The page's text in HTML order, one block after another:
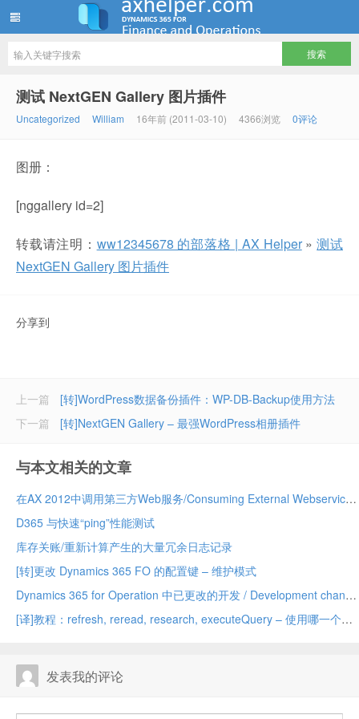
测试 NextGEN Gallery 图片插件
Uncategorized William 16年前 (2011-03-10) 4366浏览 0评论
图册：
[nggallery id=2]
转载请注明： ww12345678 的部落格 | AX Helper»测试
NextGEN Gallery 图片插件
分享到
上一篇
[转]WordPress数据备份插件：WP-DB-Backup使用方法
[转]NextGEN Gallery – 最强WordPress相册插件
下一篇
与本文相关的文章
在AX 2012中调用第三方Web服务/Consuming External Webservices in AX 2012
D365 与快速“ping”性能测试
库存关账/重新计算产生的大量冗余日志记录
[转]更改 Dynamics 365 FO 的配置键 – 维护模式
Dynamics 365 for Operation 中已更改的开发 / Development changed in Dynamics 365 for Operation
[译]教程：refresh, reread, research, executeQuery – 使用哪一个？
发表我的评论